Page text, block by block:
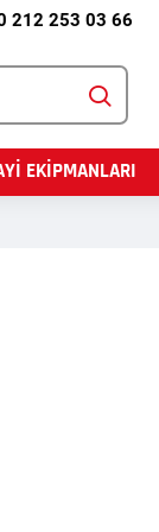
212 253 03 66
EKİPMANLARI